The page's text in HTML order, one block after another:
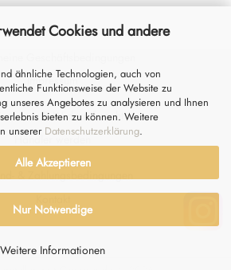
Cookies und andere
ähnliche Technologien, auch von
Funktionsweise der Website zu
unseres Angebotes zu analysieren und Ihnen
bieten zu können. Weitere
unserer Datenschutzerklärung.
Alle Akzeptieren
Nur Notwendige
Weitere Informationen
Impressum
&Widerrufsrecht
Händler werden
& Zahlungsbedingungen